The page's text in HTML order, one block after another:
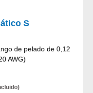
S
de pelado de 0,12
AWG)